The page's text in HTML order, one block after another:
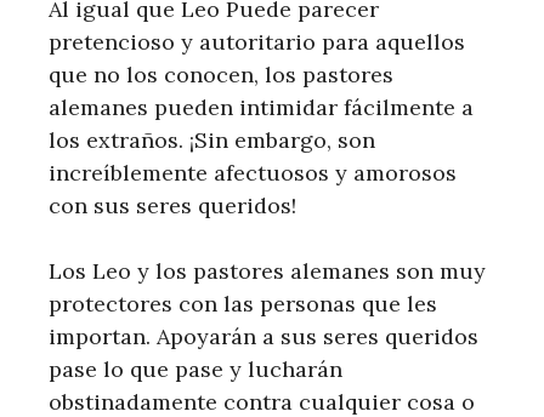
Al igual que Leo Puede parecer
pretencioso y autoritario para aquellos
que no los conocen, los pastores
alemanes pueden intimidar fácilmente a
los extraños. ¡Sin embargo, son
increíblemente afectuosos y amorosos
con sus seres queridos!
Los Leo y los pastores alemanes son muy
protectores con las personas que les
importan. Apoyarán a sus seres queridos
pase lo que pase y lucharán
obstinadamente contra cualquier cosa o